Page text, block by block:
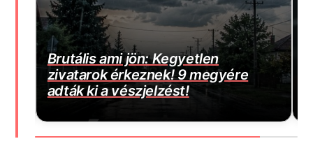
Magyar Péter bejelentette a várva-
várt jó hírt! Végre elkezdődött…